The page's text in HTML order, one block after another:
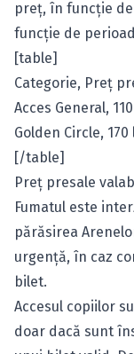
preţ, în funcţie
funcţie de
[table]
Categorie, Preţ
Acces General,
Golden Circle, 170
[/table]
Preţ presale
Fumatul este
părăsirea
urgenţă, în caz
bilet.
Accesul copiilor
doar dacă sunt